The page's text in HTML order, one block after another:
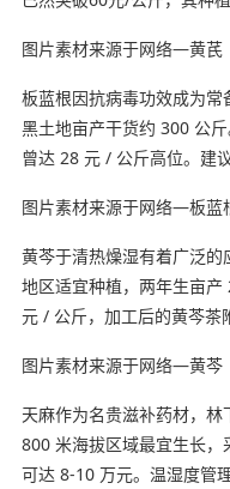
图片素材来源于网络—黄芪
板蓝根因抗病毒功效成为
黑土地亩产干货约 300 公
曾达 28 元 / 公斤高位。建
图片素材来源于网络—板蓝
黄芩于清热燥湿有着广泛
地区适宜种植，两年生亩
元 / 公斤，加工后的黄芩茶
图片素材来源于网络—黄芩
天麻作为名贵滋补药材，
800 米海拔区域最宜生长
可达 8-10 万元。温湿度管